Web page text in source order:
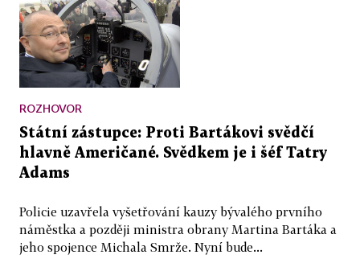
ROZHOVOR
Státní zástupce: Proti Bartákovi svědčí
hlavně Američané. Svědkem je i šéf Tatry
Adams
Policie uzavřela vyšetřování kauzy bývalého prvního
náměstka a později ministra obrany Martina Bartáka a
jeho spojence Michala Smrže. Nyní bude...